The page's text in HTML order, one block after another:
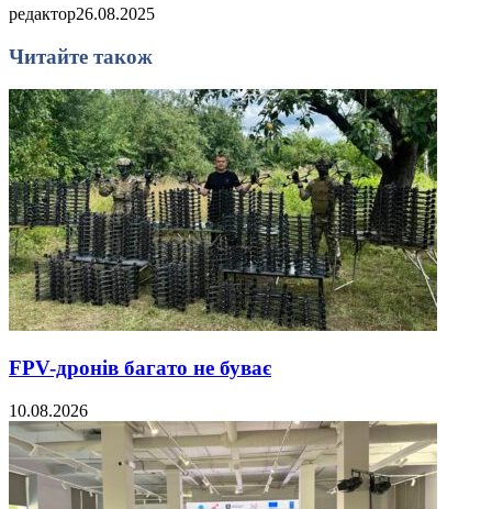
редактор26.08.2025
Читайте також
FPV-дронів багато не буває
10.08.2026